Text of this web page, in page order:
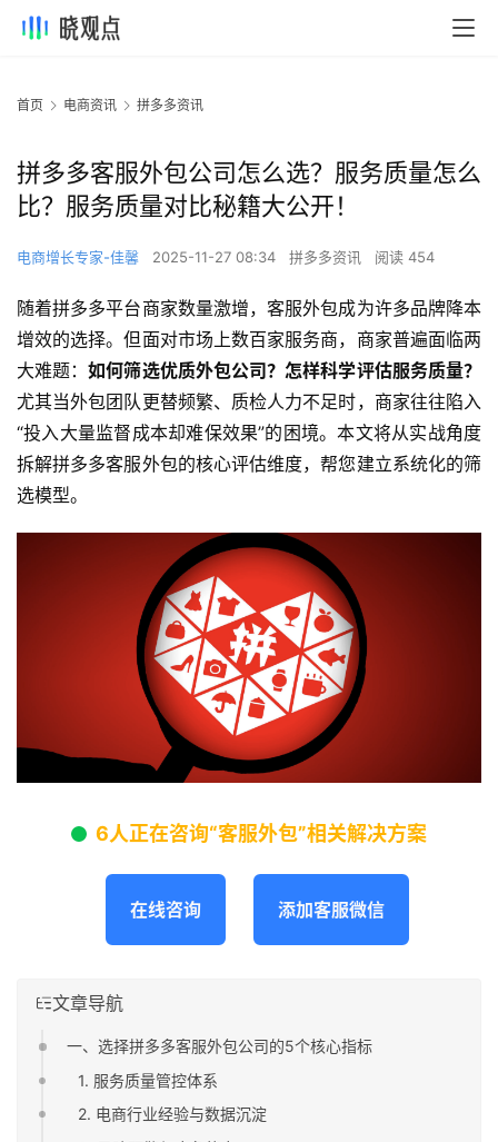
首页 电商资讯 拼多多资讯
拼多多客服外包公司怎么选？服务质量怎么
比？服务质量对比秘籍大公开！
电商增长专家-佳馨 2025-11-27 08:34 拼多多资讯 阅读 454
随着拼多多平台商家数量激增，客服外包成为许多品牌降本
增效的选择。但面对市场上数百家服务商，商家普遍面临两
大难题：如何筛选优质外包公司？怎样科学评估服务质量？
尤其当外包团队更替频繁、质检人力不足时，商家往往陷入
“投入大量监督成本却难保效果”的困境。本文将从实战角度
拆解拼多多客服外包的核心评估维度，帮您建立系统化的筛
选模型。
6人正在咨询“客服外包”相关解决方案
在线咨询 添加客服微信
文章导航
一、选择拼多多客服外包公司的5个核心指标
1. 服务质量管控体系
2. 电商行业经验与数据沉淀